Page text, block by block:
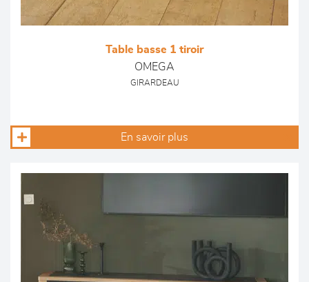
Table basse 1 tiroir
OMEGA
GIRARDEAU
En savoir plus